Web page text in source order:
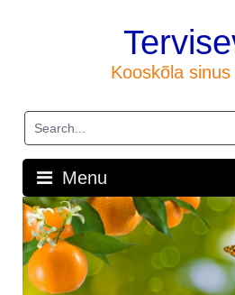
Kooskõla
Menu